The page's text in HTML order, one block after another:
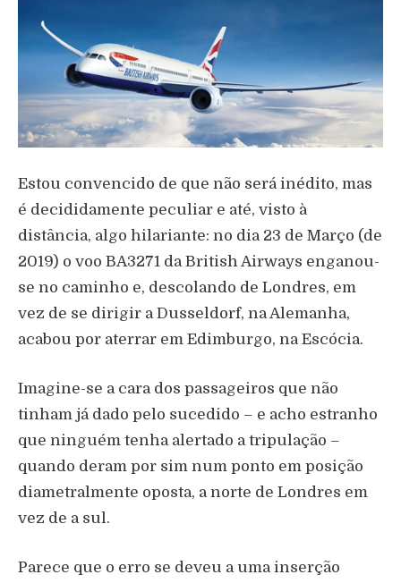
Estou convencido de que não será inédito, mas
é decididamente peculiar e até, visto à
distância, algo hilariante: no dia 23 de Março (de
2019) o voo BA3271 da British Airways enganou-
se no caminho e, descolando de Londres, em
vez de se dirigir a Dusseldorf, na Alemanha,
acabou por aterrar em Edimburgo, na Escócia.
Imagine-se a cara dos passageiros que não
tinham já dado pelo sucedido – e acho estranho
que ninguém tenha alertado a tripulação –
quando deram por sim num ponto em posição
diametralmente oposta, a norte de Londres em
vez de a sul.
Parece que o erro se deveu a uma inserção